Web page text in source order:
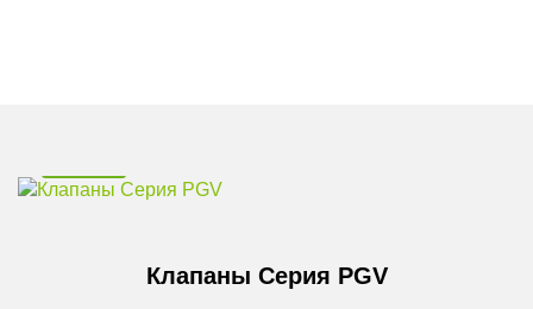
Клапаны Серия PGV